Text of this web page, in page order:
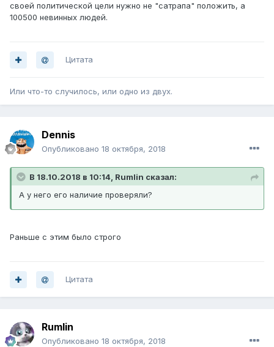
своей политической цели нужно не "сатрапа" положить, а
100500 невинных людей.
Цитата
Или что-то случилось, или одно из двух.
Dennis
Опубликовано 18 октября, 2018
В 18.10.2018 в 10:14, Rumlin сказал:
А у него его наличие проверяли?
Раньше с этим было строго
Цитата
Rumlin
Опубликовано 18 октября, 2018